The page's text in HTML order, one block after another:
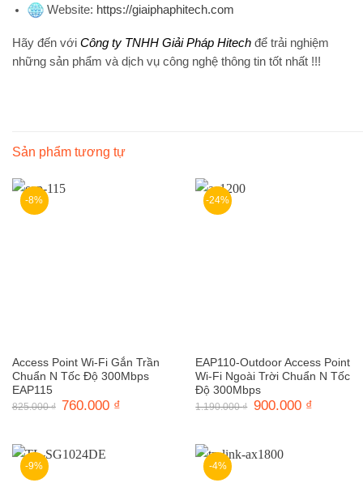
Website: https://giaiphaphitech.com
Hãy đến với Công ty TNHH Giải Pháp Hitech để trải nghiệm
những sản phẩm và dịch vụ công nghệ thông tin tốt nhất !!!
Sản phẩm tương tự
-8%
Access Point Wi-Fi Gắn Trần
Chuẩn N Tốc Độ 300Mbps
EAP115
825.000₫ Giá
760.000 ₫
-24%
EAP110-Outdoor Access Point
Wi-Fi Ngoài Trời Chuẩn N Tốc
Độ 300Mbps
1.190.000₫ Giá
900.000 ₫
-9% -4%